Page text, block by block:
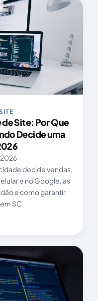
Site: Por Que
Decide uma
decide vendas,
e no Google, as
e como garantir
SC.